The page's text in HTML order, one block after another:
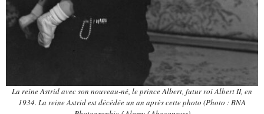
La reine Astrid avec son nouveau-né, le prince Albert, futur roi Albert II, en
1934. La reine Astrid est décédée un an après cette photo (Photo : BNA